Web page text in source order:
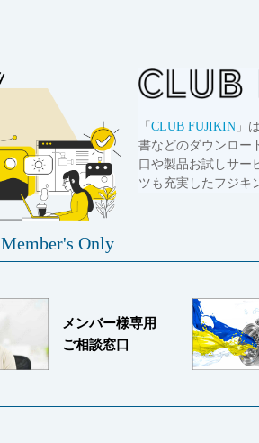
「 CLUB FUJIKIN 」
書などのダウンロー
口や製品お試しサー
ツも充実したフジキ
Member's Only
メンバー様専用
ご相談窓口